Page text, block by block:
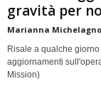
gravità per
Marianna
Risale a qualche
aggiornamenti
Mission)